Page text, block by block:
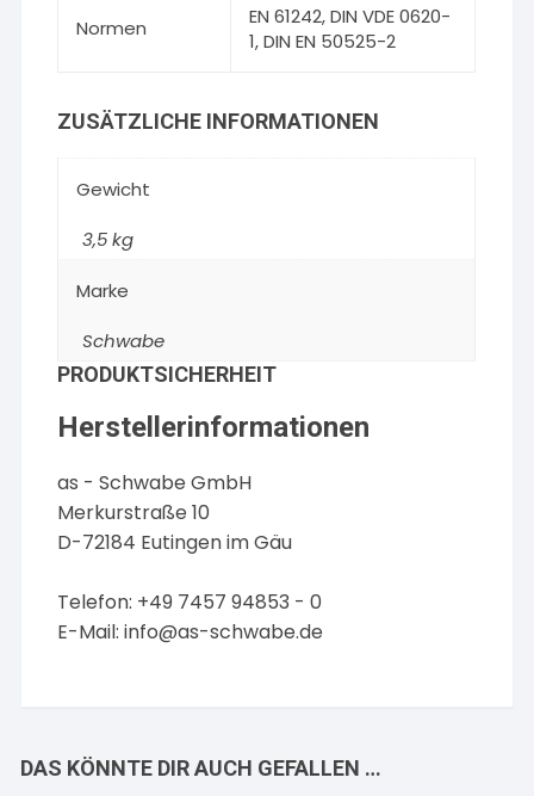
Normen
EN 61242, DIN VDE 0620-
1, DIN EN 50525-2
ZUSÄTZLICHE INFORMATIONEN
Gewicht
3,5 kg
Marke
Schwabe
PRODUKTSICHERHEIT
Herstellerinformationen
as - Schwabe GmbH
Merkurstraße 10
D-72184 Eutingen im Gäu
Telefon: +49 7457 94853 - 0
E-Mail:info@as-schwabe.de
DAS KÖNNTE DIR AUCH GEFALLEN …